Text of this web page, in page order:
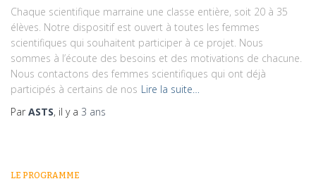
Chaque scientifique marraine une classe entière, soit 20 à 35
élèves. Notre dispositif est ouvert à toutes les femmes
scientifiques qui souhaitent participer à ce projet. Nous
sommes à l’écoute des besoins et des motivations de chacune.
Nous contactons des femmes scientifiques qui ont déjà
participés à certains de nos Lire la suite…
Par ASTS, il y a 3 ans
LE PROGRAMME